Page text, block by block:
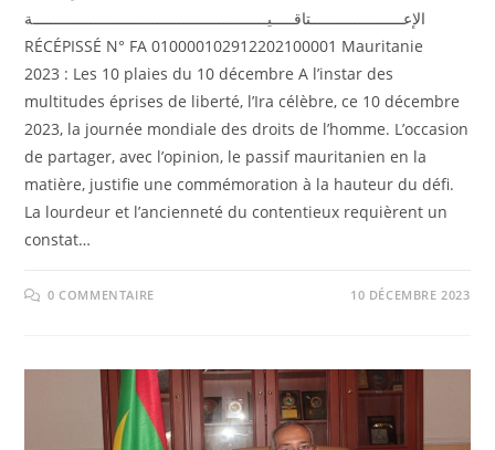
الإعـــــــــــــــــــــتاقـــــيـــــــــــــــــــــــــــــــــــــــــــــــــــــة
RÉCÉPISSÉ N° FA 010000102912202100001 Mauritanie
2023 : Les 10 plaies du 10 décembre A l’instar des
multitudes éprises de liberté, l’Ira célèbre, ce 10 décembre
2023, la journée mondiale des droits de l’homme. L’occasion
de partager, avec l’opinion, le passif mauritanien en la
matière, justifie une commémoration à la hauteur du défi.
La lourdeur et l’ancienneté du contentieux requièrent un
constat…
0 COMMENTAIRE 10 DÉCEMBRE 2023